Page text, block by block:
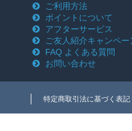
ご利用方法
ポイントについて
アフターサービス
ご友人紹介キャンペー
FAQ よくある質問
お問い合わせ
特定商取引法に基づく表記